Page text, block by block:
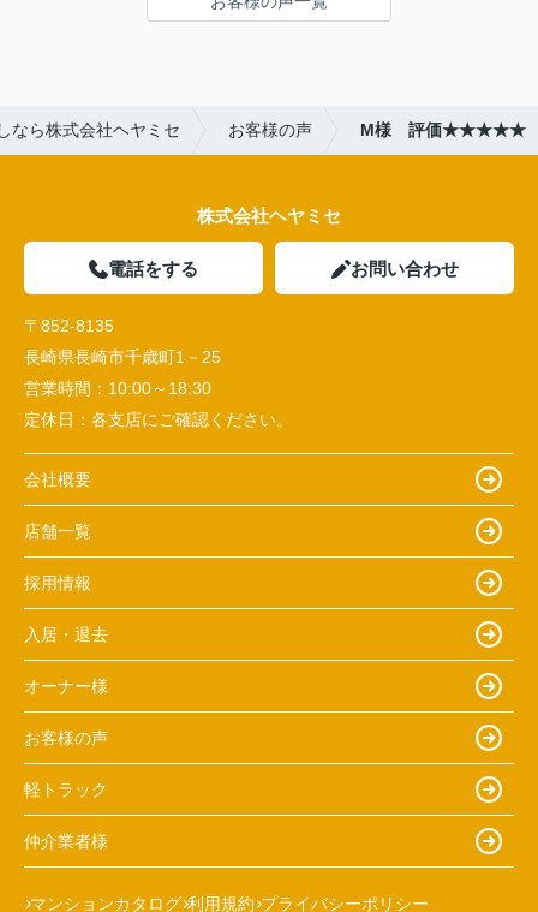
なら株式会社ヘヤミセ お客様の声 M様 評価★★★★★
株式会社ヘヤミセ
電話をする お問い合わせ
〒852-8135
長崎県長崎市千歳町1－25
営業時間： 10:00～18:30
定休日： 各支店にご確認ください。
会社概要
店舗一覧
採用情報
入居・退去
オーナー様
お客様の声
軽トラック
仲介業者様
マンションカタログ 利用規約 プライバシーポリシー